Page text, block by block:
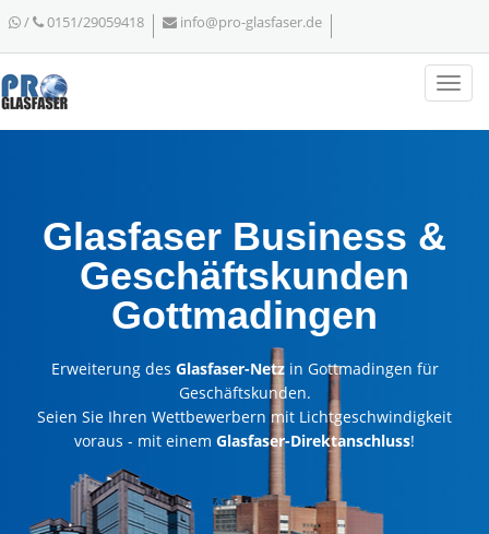
/ 0151/29059418 info@pro-glasfaser.de
Glasfaser Business &
Geschäftskunden
Gottmadingen
Erweiterung des Glasfaser-Netzin Gottmadingen für
Geschäftskunden.
Seien Sie Ihren Wettbewerbern mit Lichtgeschwindigkeit
voraus - mit einem Glasfaser-Direktanschluss!